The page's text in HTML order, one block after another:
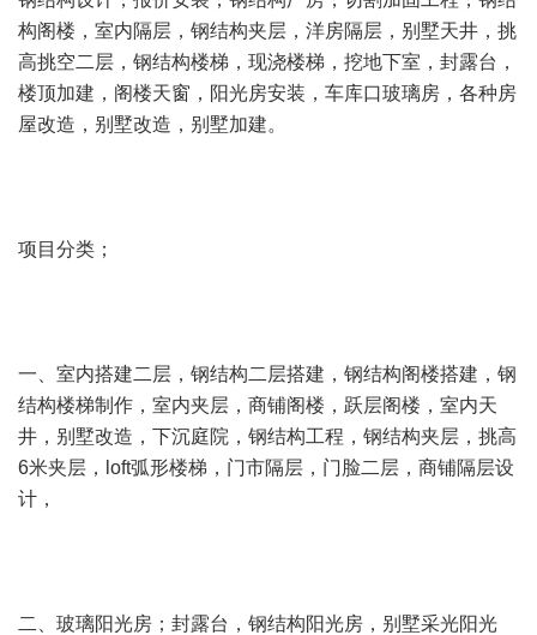
构阁楼，室内隔层，钢结构夹层，洋房隔层，别墅天井，挑
高挑空二层，钢结构楼梯，现浇楼梯，挖地下室，封露台，
楼顶加建，阁楼天窗，阳光房安装，车库口玻璃房，各种房
屋改造，别墅改造，别墅加建。
项目分类；
一、室内搭建二层，钢结构二层搭建，钢结构阁楼搭建，钢
结构楼梯制作，室内夹层，商铺阁楼，跃层阁楼，室内天
井，别墅改造，下沉庭院，钢结构工程，钢结构夹层，挑高
6米夹层，loft弧形楼梯，门市隔层，门脸二层，商铺隔层设
计，
二、玻璃阳光房；封露台，钢结构阳光房，别墅采光阳光